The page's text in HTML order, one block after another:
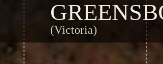
(Victoria)